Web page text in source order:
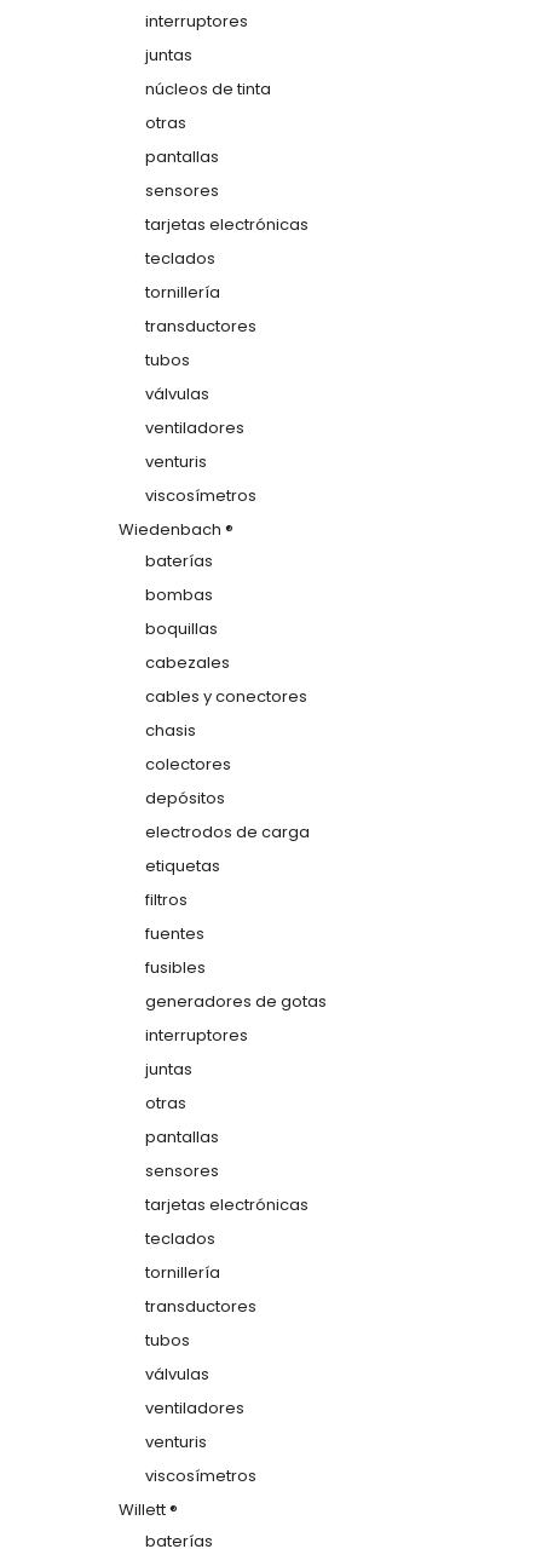
interruptores
juntas
núcleos de tinta
otras
pantallas
sensores
tarjetas electrónicas
teclados
tornillería
transductores
tubos
válvulas
ventiladores
venturis
viscosímetros
Wiedenbach ®
baterías
bombas
boquillas
cabezales
cables y conectores
chasis
colectores
depósitos
electrodos de carga
etiquetas
filtros
fuentes
fusibles
generadores de gotas
interruptores
juntas
otras
pantallas
sensores
tarjetas electrónicas
teclados
tornillería
transductores
tubos
válvulas
ventiladores
venturis
viscosímetros
Willett ®
baterías